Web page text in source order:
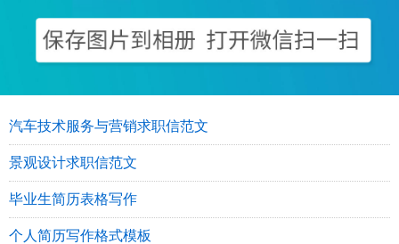
汽车技术服务与营销求职信范文
景观设计求职信范文
毕业生简历表格写作
个人简历写作格式模板